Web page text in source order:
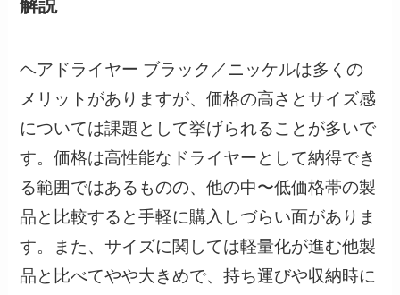
解説
ヘアドライヤー ブラック／ニッケルは多くの
メリットがありますが、価格の高さとサイズ感
については課題として挙げられることが多いで
す。価格は高性能なドライヤーとして納得でき
る範囲ではあるものの、他の中〜低価格帯の製
品と比較すると手軽に購入しづらい面がありま
す。また、サイズに関しては軽量化が進む他製
品と比べてやや大きめで、持ち運びや収納時に